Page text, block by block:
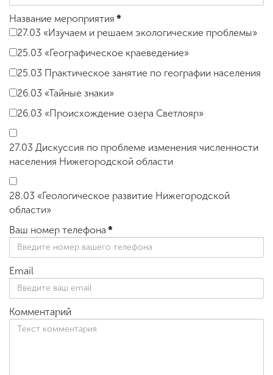
Название мероприятия *
27.03 «Изучаем и решаем экологические проблемы»
25.03 «Географическое краеведение»
25.03 Практическое занятие по географии населения
26.03 «Тайные знаки»
26.03 «Происхождение озера Светлояр»
27.03 Дискуссия по проблеме изменения численности
населения Нижегородской области
28.03 «Геологическое развитие Нижегородской
области»
Ваш номер телефона *
Email
Комментарий